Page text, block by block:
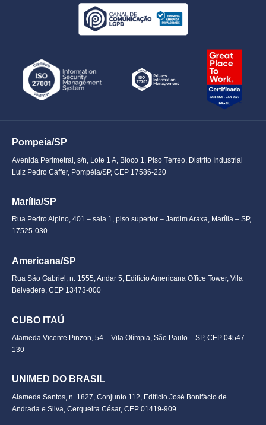
Pompeia/SP
Avenida Perimetral, s/n, Lote 1 A, Bloco 1, Piso Térreo, Distrito Industrial
Luiz Pedro Caffer, Pompéia/SP, CEP 17586-220
Marília/SP
Rua Pedro Alpino, 401 – sala 1, piso superior – Jardim Araxa, Marília – SP,
17525-030
Americana/SP
Rua São Gabriel, n. 1555, Andar 5, Edifício Americana Office Tower, Vila
Belvedere, CEP 13473-000
CUBO ITAÚ
Alameda Vicente Pinzon, 54 – Vila Olímpia, São Paulo – SP, CEP 04547-
130
UNIMED DO BRASIL
Alameda Santos, n. 1827, Conjunto 112, Edifício José Bonifácio de
Andrada e Silva, Cerqueira César, CEP 01419-909